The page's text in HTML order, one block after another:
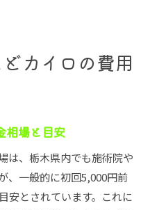
カイロの費用
相場と目安
は、栃木県内でも施術院や
、一般的に初回5,000円前
安とされています。これに